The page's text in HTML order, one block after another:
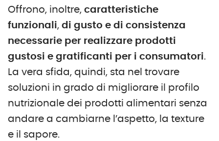
Offrono, inoltre, caratteristiche
funzionali, di gusto e di consistenza
necessarie per realizzare prodotti
gustosi e gratificanti per i consumatori.
La vera sfida, quindi, sta nel trovare
soluzioni in grado di migliorare il profilo
nutrizionale dei prodotti alimentari senza
andare a cambiarne l’aspetto, la texture
e il sapore.